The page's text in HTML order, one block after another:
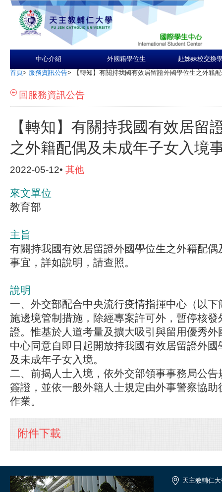
中心介紹 外國籍學位生 赴姊妹校交換
首頁> 服務資訊公告> 【轉知】有關持我國有效居留證外國學位生之外籍
回服務資訊公告
【轉知】有關持我國有效居留
之外籍配偶及未成年子女入境
2022-05-12• 其他
來文單位
教育部
主旨
有關持我國有效居留證外國學位生之外籍配偶
事宜，詳如說明，請查照。
說明
一、外交部配合中央流行疫情指揮中心（以
施邊境管制措施，除經專案許可外，暫停核發
證。惟基於人道考量及擴大吸引與留用優秀外
中心同意自即日起開放持我國有效居留證外
及未成年子女入境。
二、前揭人士入境，依外交部領事事務局公告
簽證，並依一般外籍人士規定由外事警察協助
作業。
附件下載
天主教輔仁